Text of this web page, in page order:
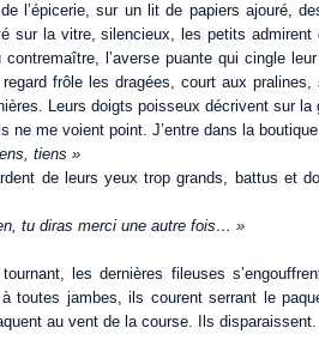
l’épicerie, sur un lit de papiers ajouré,
sur la vitre, silencieux, les petits
contremaître, l’averse puante qui cingle
frôle les dragées, court aux
Leurs doigts poisseux décrivent sur la
ne me voient point. J’entre dans la
tiens »
de leurs yeux trop grands, battus et
tu diras merci une autre fois… »
les dernières fileuses
toutes jambes, ils courent serrant le
au vent de la course. Ils disparaissent.